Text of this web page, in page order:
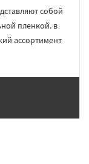
собой
пленкой. в
ассортимент